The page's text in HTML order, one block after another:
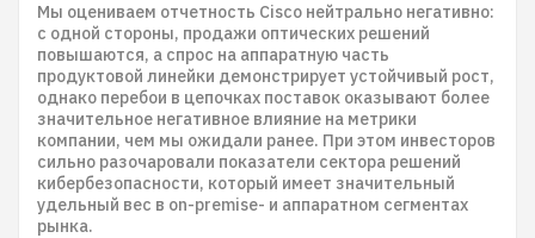
Мы оцениваем отчетность Cisco нейтрально негативно:
с одной стороны, продажи оптических решений
повышаются, а спрос на аппаратную часть
продуктовой линейки демонстрирует устойчивый рост,
однако перебои в цепочках поставок оказывают более
значительное негативное влияние на метрики
компании, чем мы ожидали ранее. При этом инвесторов
сильно разочаровали показатели сектора решений
кибербезопасности, который имеет значительный
удельный вес в on-premise- и аппаратном сегментах
рынка.